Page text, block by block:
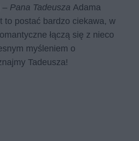
– Pana Tadeusza Adama
to postać bardzo ciekawa, w
łączą się z nieco
myśleniem o
Tadeusza!